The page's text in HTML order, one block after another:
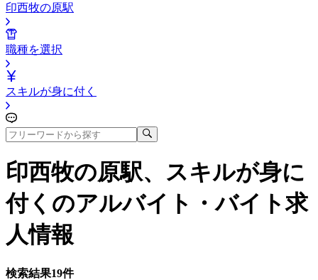
印西牧の原駅
職種を選択
スキルが身に付く
印西牧の原駅、スキルが身に
付く のアルバイト・バイト求
人情報
検索結果19件